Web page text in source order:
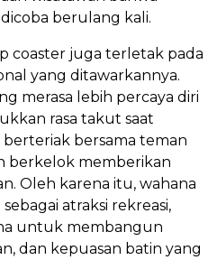
berulang kali.
coaster juga terletak pada
yang ditawarkannya.
merasa lebih percaya diri
rasa takut saat
bersama teman
berkelok memberikan
Oleh karena itu, wahana
atraksi rekreasi,
untuk membangun
dan kepuasan batin yang